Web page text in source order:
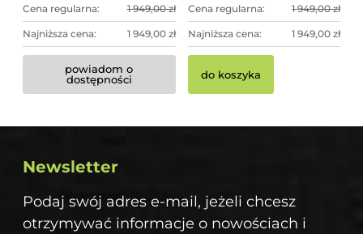
Cena regularna: 1 949,00 zł
Najniższa cena: 1 949,00 zł
powiadom o
dostępności
Cena regularna: 1 949,00 zł
Najniższa cena: 1 949,00 zł
do koszyka
Newsletter
Podaj swój adres e-mail, jeżeli chcesz
otrzymywać informacje o nowościach i